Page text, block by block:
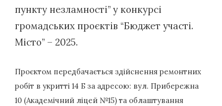
пункту незламності” у конкурсі
громадських проєктів “Бюджет участі.
Місто” – 2025.
Проєктом передбачається здійснення ремонтних
робіт в укритті 14 Б за адресою: вул. Прибережна
10 (Академічний ліцей №15) та облаштування